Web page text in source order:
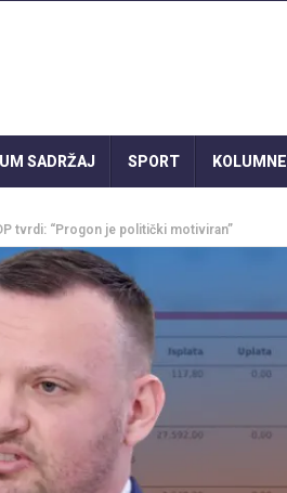
SADRŽAJ SPORT KOLUMNE
tvrdi: “Progon je politički motiviran”